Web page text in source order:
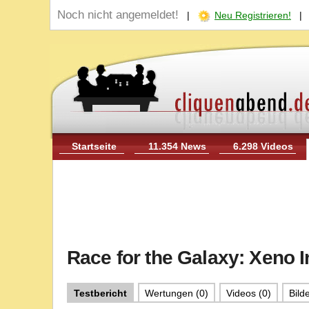
Noch nicht angemeldet! | Neu Registrieren!
Startseite 11.354 News 6.298 Videos
Race for the Galaxy: Xeno
Testbericht Wertungen (0) Videos (0)